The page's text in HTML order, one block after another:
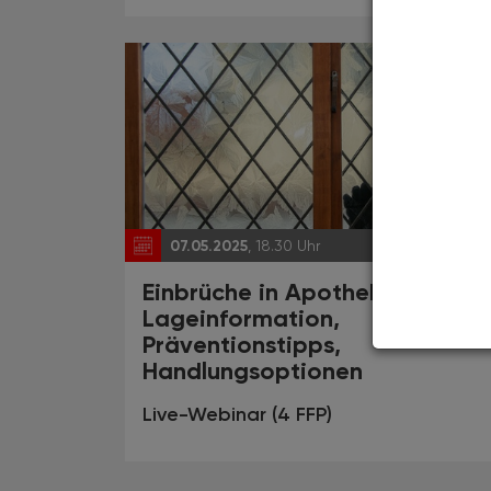
07.05.2025 , 18.30 Uhr
Einbrüche in Apotheken -
Lageinformation,
Präventionstipps,
Handlungsoptionen
Live-Webinar (4 FFP)